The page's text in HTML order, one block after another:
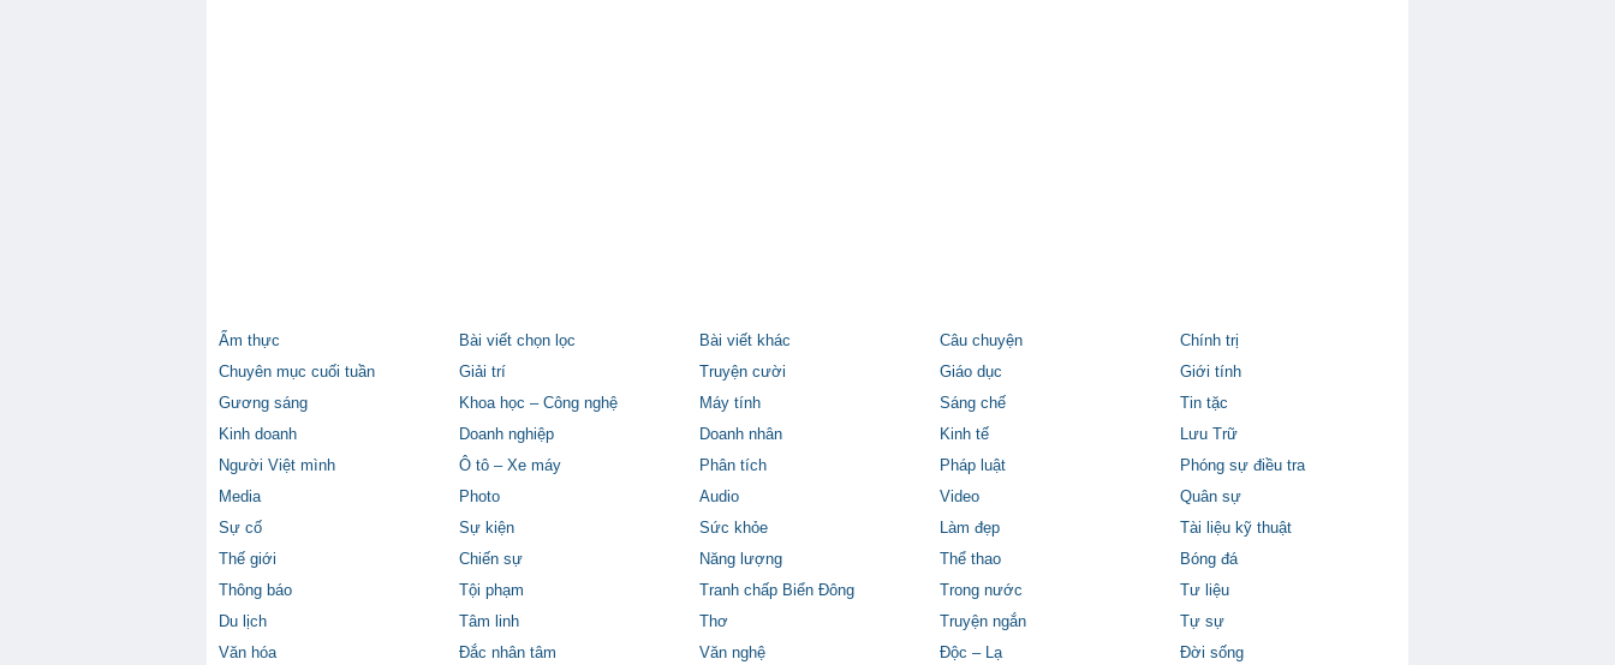
Ẩm thực Bài viết chọn lọc Bài viết khác Câu chuyện
Chính trị
Chuyên mục cuối tuần
Giải trí Truyện cười Giáo dục
Giới tính
Gương sáng
Khoa học – Công nghệ Máy tính Sáng chế
Tin tặc
Kinh doanh
Doanh nghiệp Doanh nhân Kinh tế
Lưu Trữ
Người Việt mình
Ô tô – Xe máy Phân tích Pháp luật
Phóng sự điều tra
Media
Photo Audio Video
Quân sự
Sự cố
Sự kiện Sức khỏe Làm đẹp
Tài liệu kỹ thuật
Thế giới
Chiến sự Năng lượng Thể thao
Bóng đá
Thông báo
Tội phạm Tranh chấp Biển Đông Trong nước
Tư liệu
Du lịch
Tâm linh Thơ Truyện ngắn
Tự sự
Văn hóa
Đắc nhân tâm Văn nghệ Độc – Lạ Đời sống